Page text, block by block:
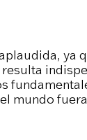
ya
mundo